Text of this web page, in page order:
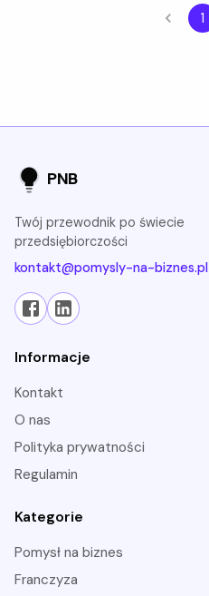
1
PNB
Twój przewodnik po świecie
przedsiębiorczości
kontakt@pomysly-na-biznes.pl
Informacje
Kontakt
O nas
Polityka prywatności
Regulamin
Kategorie
pomysł na biznes
franczyza